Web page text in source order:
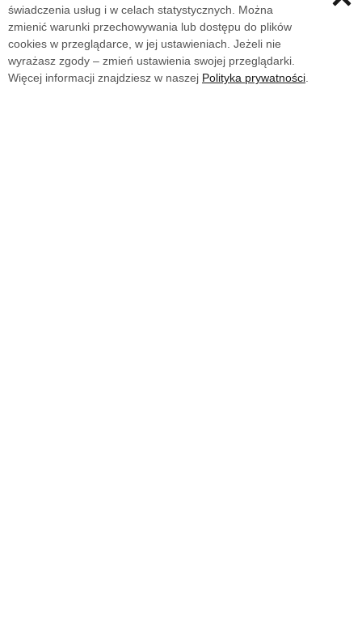
świadczenia usług i w celach statystycznych. Można
zmienić warunki przechowywania lub dostępu do plików
cookies w przeglądarce, w jej ustawieniach. Jeżeli nie
wyrażasz zgody – zmień ustawienia swojej przeglądarki.
Więcej informacji znajdziesz w naszej Polityka prywatności